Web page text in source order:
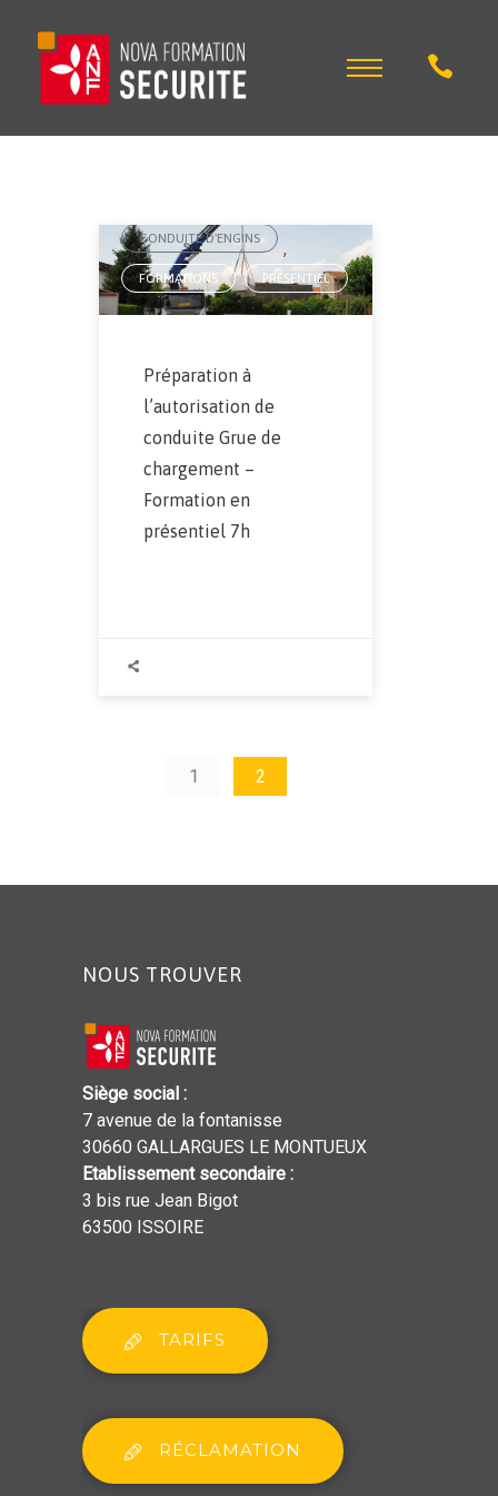
CONDUITE D'ENGINS ,
FORMATIONS , PRÉSENTIEL
Préparation à
l’autorisation de
conduite Grue de
chargement –
Formation en
présentiel 7h
1 2
NOUS TROUVER
Siège social :
7 avenue de la fontanisse
30660 GALLARGUES LE MONTUEUX
Etablissement secondaire :
3 bis rue Jean Bigot
63500 ISSOIRE
TARIFS
RÉCLAMATION